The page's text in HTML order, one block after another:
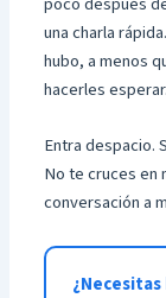
una charla
hubo, a menos
hacerles esperar.
Entra despacio.
No te cruces en
conversación a